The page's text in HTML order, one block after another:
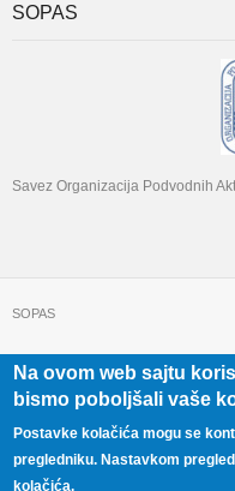
SOPAS
Savez Organizacija Podvodnih
SOPAS
+381 11 322 22 32
Na ovom web sajtu
bismo poboljšali vaše
Postavke kolačića mogu se
pregledniku. Nastavkom
kolačića.